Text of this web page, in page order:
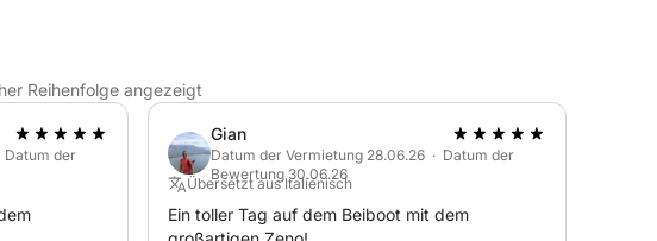
und schnelle Fahrt
Freundesgruppen, die das Meer exklusiv und komfortabel
Reihenfolge angezeigt
Datum der
Gian
Datum der Vermietung 28.06.26 · Datum der
Bewertung 30.06.26
Übersetzt aus Italienisch
Ein toller Tag auf dem Beiboot mit dem